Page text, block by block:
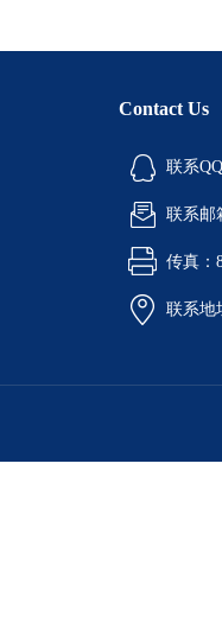
Contact Us
联系
联系邮
传真：
联系地